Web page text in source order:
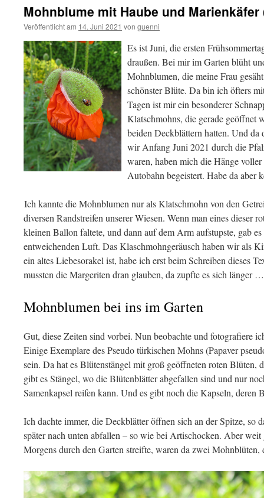
Mohnblume mit Haube und Marienkäfer
Veröffentlicht am 14. Juni 2021 von guenni
Es ist Juni, die ersten
draußen. Bei mir im Garten blüht
Mohnblumen, die meine Frau
schönster Blüte. Da bin ich öfters
Tagen ist mir ein besonderer
Klatschmohns, die gerade geöffnet
beiden Deckblättern hatten. Und
wir Anfang Juni 2021 durch die
waren, haben mich die Hänge
Autobahn begeistert. Habe da aber
Ich kannte die Mohnblumen nur als Klatschmohn von den
diversen Randstreifen unserer Wiesen. Wenn man eines dieser
kleinen Ballon faltete, und dann auf dem Arm aufstupste, gab
entweichenden Luft. Das Klaschmohngeräusch haben wir als
ein altes Liebesorakel ist, habe ich erst beim Schreiben dieses
mussten die Margeriten dran glauben, da zupfte es sich länger …
Mohnblumen bei ins im Garten
Gut, diese Zeiten sind vorbei. Nun beobachte und fotografiere
Einige Exemplare des Pseudo türkischen Mohns (Papaver
sein. Da hat es Blütenstängel mit groß geöffneten roten Blüten,
gibt es Stängel, wo die Blütenblätter abgefallen sind und nur
Samenkapsel reifen kann. Und es gibt noch die Kapseln, deren
Ich dachte immer, die Deckblätter öffnen sich an der Spitze, so
später nach unten abfallen – so wie bei Artischocken. Aber
Morgens durch den Garten streifte, waren da zwei Mohnblüten,